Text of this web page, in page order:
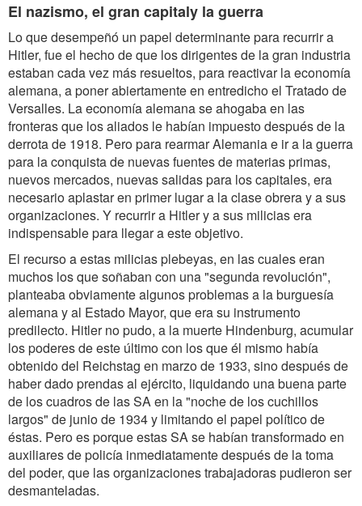
El nazismo, el gran capitaly la guerra
Lo que desempeñó un papel determinante para recurrir a
Hitler, fue el hecho de que los dirigentes de la gran industria
estaban cada vez más resueltos, para reactivar la economía
alemana, a poner abiertamente en entredicho el Tratado de
Versalles. La economía alemana se ahogaba en las
fronteras que los aliados le habían impuesto después de la
derrota de 1918. Pero para rearmar Alemania e ir a la guerra
para la conquista de nuevas fuentes de materias primas,
nuevos mercados, nuevas salidas para los capitales, era
necesario aplastar en primer lugar a la clase obrera y a sus
organizaciones. Y recurrir a Hitler y a sus milicias era
indispensable para llegar a este objetivo.
El recurso a estas milicias plebeyas, en las cuales eran
muchos los que soñaban con una "segunda revolución",
planteaba obviamente algunos problemas a la burguesía
alemana y al Estado Mayor, que era su instrumento
predilecto. Hitler no pudo, a la muerte Hindenburg, acumular
los poderes de este último con los que él mismo había
obtenido del Reichstag en marzo de 1933, sino después de
haber dado prendas al ejército, liquidando una buena parte
de los cuadros de las SA en la "noche de los cuchillos
largos" de junio de 1934 y limitando el papel político de
éstas. Pero es porque estas SA se habían transformado en
auxiliares de policía inmediatamente después de la toma
del poder, que las organizaciones trabajadoras pudieron ser
desmanteladas.